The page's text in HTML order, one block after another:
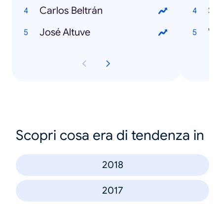
Carlos Beltrán
José Altuve
Scopri cosa era di tendenza in
2018
2017